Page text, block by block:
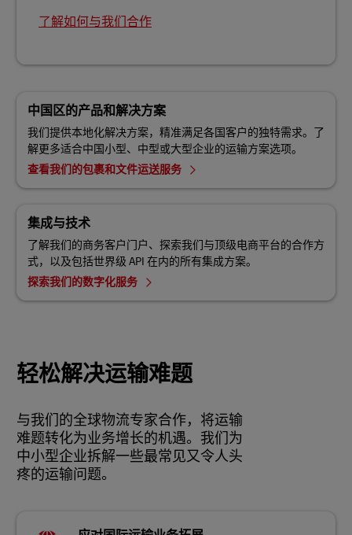
了解如何与我们合作
中国区的产品和解决方案
我们提供本地化解决方案，精准满足各国客户的独特需求。了
解更多适合中国小型、中型或大型企业的运输方案选项。
查看我们的包裹和文件运送服务
集成与技术
了解我们的商务客户门户、探索我们与顶级电商平台的合作方
式，以及包括世界级 API 在内的所有集成方案。
探索我们的数字化服务
轻松解决运输难题
与我们的全球物流专家合作，将运输
难题转化为业务增长的机遇。我们为
中小型企业拆解一些最常见又令人头
疼的运输问题。